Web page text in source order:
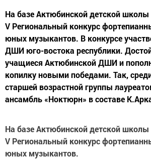
На базе Актюбинской детской школы
V Региональный конкурс
юных музыкантов. В конкурсе
ДШИ юго-востока республики.
учащиеся Актюбинской ДШИ и
копилку новыми победами. Так,
старшей возрастной группы
ансамбль «Ноктюрн» в составе
На базе Актюбинской детской школы
V Региональный конкурс
юных музыкантов.